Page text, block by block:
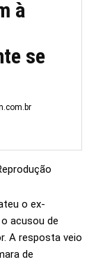
à
se
o ex-
acusou de
A resposta veio
de